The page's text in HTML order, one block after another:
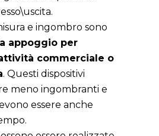
e ingombro sono
appoggio per
commerciale o
. Questi dispositivi
meno ingombranti e
essere anche